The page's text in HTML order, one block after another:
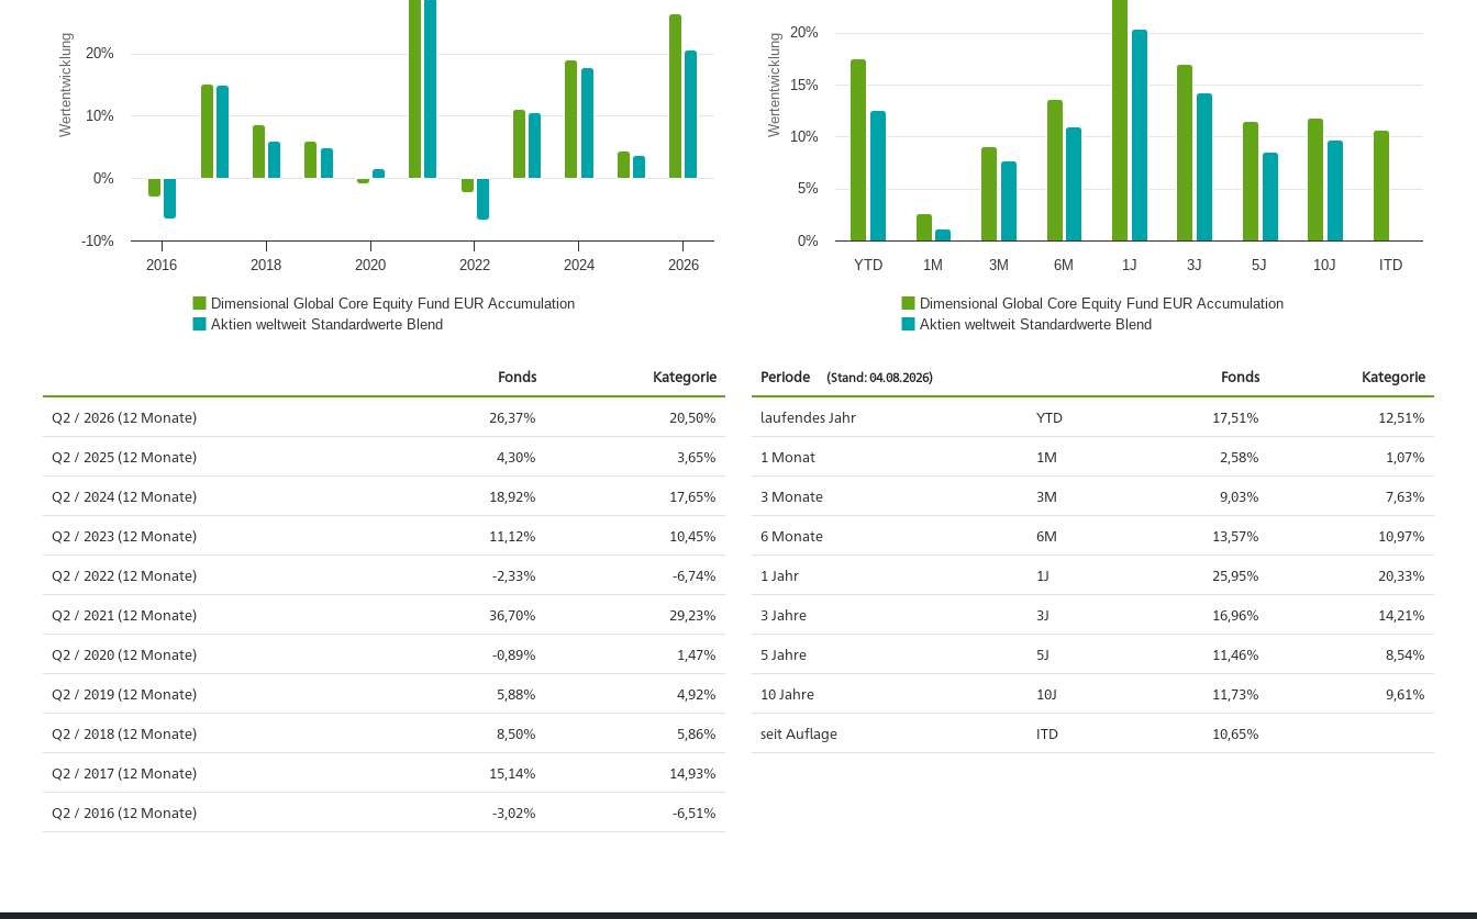
Wertentwicklung
Dimensional Global Core Equity Fund EUR Accumulation
Aktien weltweit Standardwerte Blend
2016 2018 2020 2022 2024 2026
-10%
0%
10%
20%
Fonds Kategorie
Q2 / 2026 (12 Monate) 26,37% 20,50%
Q2 / 2025 (12 Monate) 4,30% 3,65%
Q2 / 2024 (12 Monate) 18,92% 17,65%
Q2 / 2023 (12 Monate) 11,12% 10,45%
Q2 / 2022 (12 Monate) -2,33% -6,74%
Q2 / 2021 (12 Monate) 36,70% 29,23%
Q2 / 2020 (12 Monate) -0,89% 1,47%
Q2 / 2019 (12 Monate) 5,88% 4,92%
Q2 / 2018 (12 Monate) 8,50% 5,86%
Q2 / 2017 (12 Monate) 15,14% 14,93%
Q2 / 2016 (12 Monate) -3,02% -6,51%
Wertentwicklung
Dimensional Global Core Equity Fund EUR Accumulation
Aktien weltweit Standardwerte Blend
YTD 1M 3M 6M 1J 3J 5J 10J ITD
0%
5%
10%
15%
20%
Periode (Stand: 04.08.2026) Fonds Kategorie
laufendes Jahr YTD 17,51% 12,51%
1 Monat 1M 2,58% 1,07%
3 Monate 3M 9,03% 7,63%
6 Monate 6M 13,57% 10,97%
1 Jahr 1J 25,95% 20,33%
3 Jahre 3J 16,96% 14,21%
5 Jahre 5J 11,46% 8,54%
10 Jahre 10J 11,73% 9,61%
seit Auflage ITD 10,65%